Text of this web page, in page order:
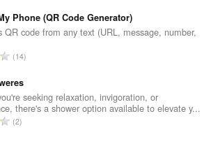
的
總
數
Phone (QR Code Generator)
QR code from any text (URL, message, number,
評
的
總
次
數
14
seeking relaxation, invigoration, or
there's a shower option available to elevate y...
評
2